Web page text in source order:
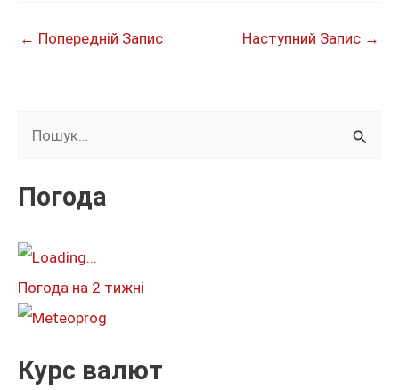
← Попередній Запис Наступний Запис →
к
т
:
Погода
Погода на 2 тижні
Курс валют